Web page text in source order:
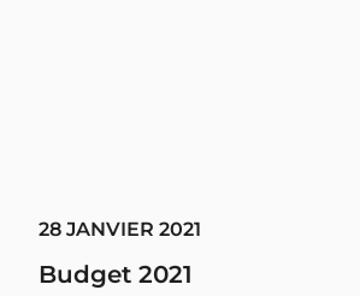
28 JANVIER 2021
Budget 2021